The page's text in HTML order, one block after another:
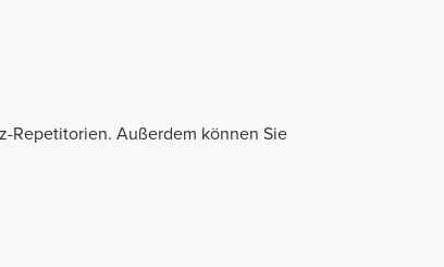
Repetitorien. Außerdem können Sie